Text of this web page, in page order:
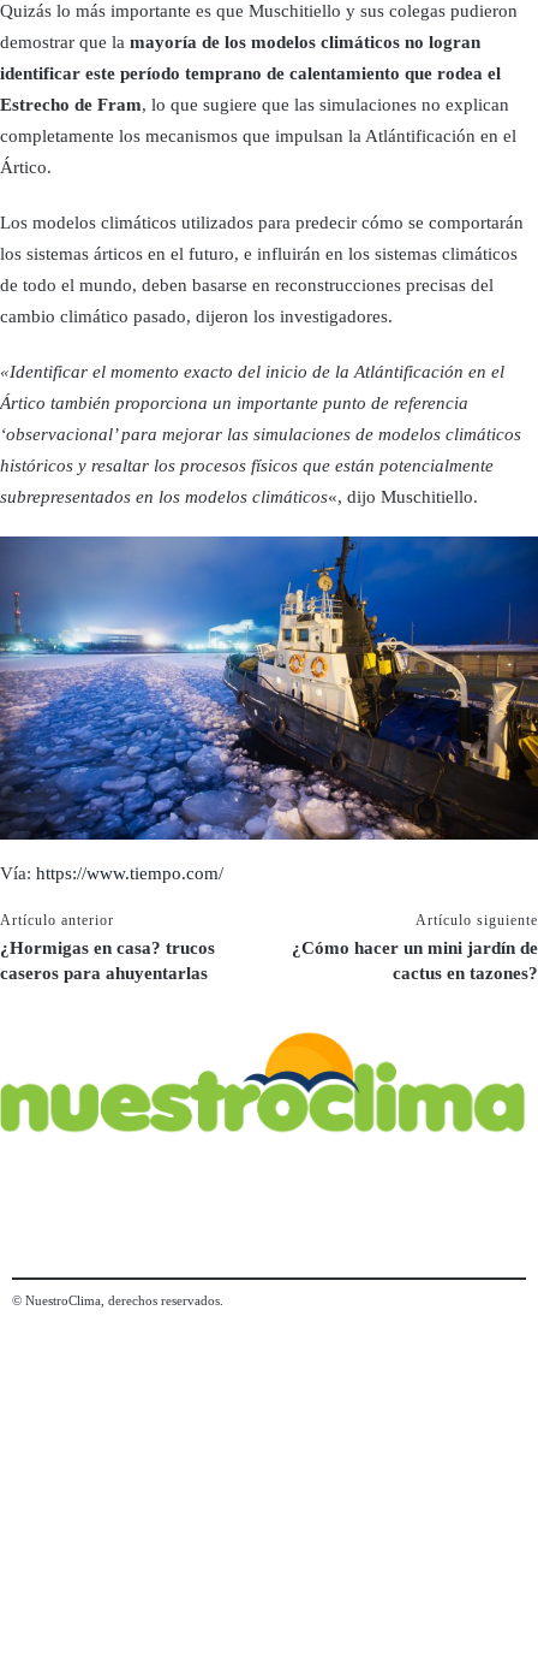
Quizás lo más importante es que Muschitiello y sus colegas pudieron
demostrar que la mayoría de los modelos climáticos no logran
identificar este período temprano de calentamiento que rodea el
Estrecho de Fram, lo que sugiere que las simulaciones no explican
completamente los mecanismos que impulsan la Atlántificación en el
Ártico.
Los modelos climáticos utilizados para predecir cómo se comportarán
los sistemas árticos en el futuro, e influirán en los sistemas climáticos
de todo el mundo, deben basarse en reconstrucciones precisas del
cambio climático pasado, dijeron los investigadores.
«Identificar el momento exacto del inicio de la Atlántificación en el
Ártico también proporciona un importante punto de referencia
‘observacional’ para mejorar las simulaciones de modelos climáticos
históricos y resaltar los procesos físicos que están potencialmente
subrepresentados en los modelos climáticos«, dijo Muschitiello.
Vía: https://www.tiempo.com/
Artículo anterior
¿Hormigas en casa? trucos
caseros para ahuyentarlas
Artículo siguiente
¿Cómo hacer un mini jardín de
cactus en tazones?
© NuestroClima, derechos reservados.